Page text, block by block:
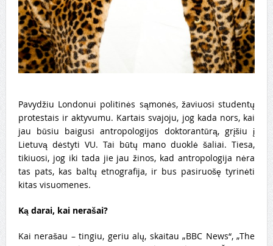
Pavydžiu Londonui politinės sąmonės, žaviuosi studentų
protestais ir aktyvumu. Kartais svajoju, jog kada nors, kai
jau būsiu baigusi antropologijos doktorantūrą, grįšiu į
Lietuvą dėstyti VU. Tai būtų mano duoklė šaliai. Tiesa,
tikiuosi, jog iki tada jie jau žinos, kad antropologija nėra
tas pats, kas baltų etnografija, ir bus pasiruošę tyrinėti
kitas visuomenes.
Ką darai, kai nerašai?
Kai nerašau – tingiu, geriu alų, skaitau „BBC News“, „The